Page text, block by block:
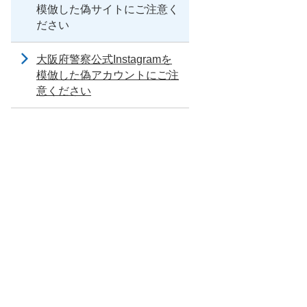
模倣した偽サイトにご注意く
ださい
大阪府警察公式Instagramを
模倣した偽アカウントにご注
意ください